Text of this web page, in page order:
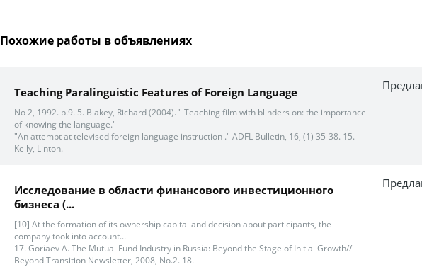
Похожие работы в объявлениях
Teaching Paralinguistic Features of Foreign Language
No 2, 1992. p.9. 5. Blakey, Richard (2004). " Teaching film with blinders on: the importance
of knowing the language."
"An attempt at televised foreign language instruction ." ADFL Bulletin, 16, (1) 35-38. 15.
Kelly, Linton.
Исследование в области финансового инвестиционного
бизнеса (...
[10] At the formation of its ownership capital and decision about participants, the
company took into account...
17. Goriaev A. The Mutual Fund Industry in Russia: Beyond the Stage of Initial Growth//
Beyond Transition Newsletter, 2008, No.2. 18.